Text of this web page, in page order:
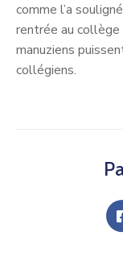
comme l’a
rentrée au
manuziens
collégiens.